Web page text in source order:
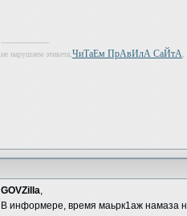
--------------------
не нарушаем этикета, ЧиТаЕм ПрАвИлА СаЙтА
GOVZilla,
В информере, время маьрк1аж намаза